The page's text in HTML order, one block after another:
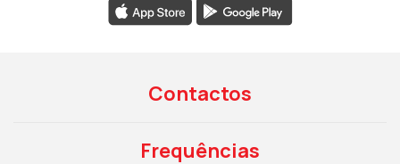
Contactos
Frequências